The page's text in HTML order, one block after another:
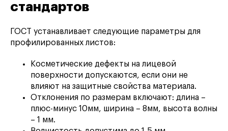
стандартов
ГОСТ устанавливает следующие параметры для
профилированных листов:
Косметические дефекты на лицевой
поверхности допускаются, если они не
влияют на защитные свойства материала.
Отклонения по размерам включают: длина –
плюс-минус 10мм, ширина – 8мм, высота волны
– 1 мм.